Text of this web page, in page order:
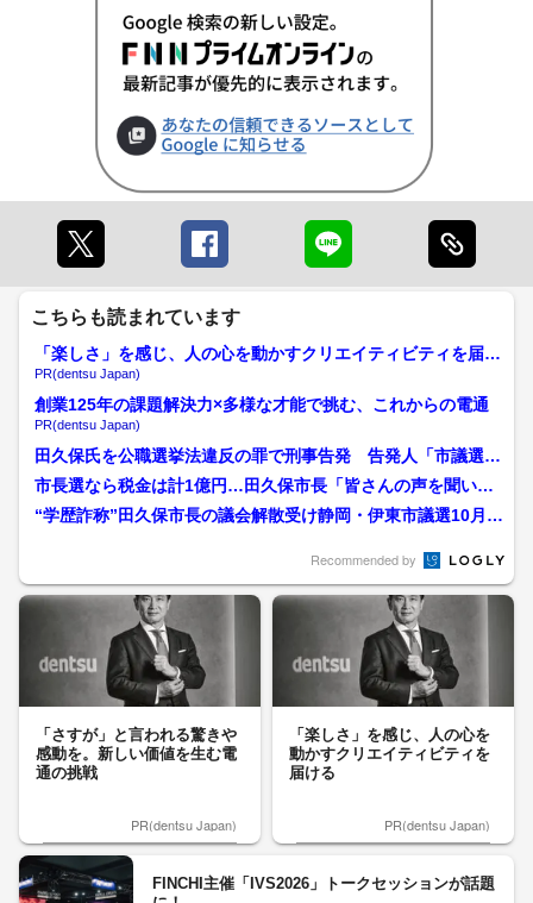
こちらも読まれています
「楽しさ」を感じ、人の心を動かすクリエイティビティを届け
る
PR(dentsu Japan)
創業125年の課題解決力×多様な才能で挑む、これからの電通
PR(dentsu Japan)
田久保氏を公職選挙法違反の罪で刑事告発 告発人「市議選で
応援する候補者の“虚偽”...
市長選なら税金は計1億円…田久保市長「皆さんの声を聞いて
考える」伊東市議会選で市...
“学歴詐称”田久保市長の議会解散受け静岡・伊東市議選10月1
Recommended by
「さすが」と言われる驚きや
感動を。新しい価値を生む電
通の挑戦
PR(dentsu Japan)
「楽しさ」を感じ、人の心を
動かすクリエイティビティを
届ける
PR(dentsu Japan)
FINCHI主催「IVS2026」トークセッションが話題